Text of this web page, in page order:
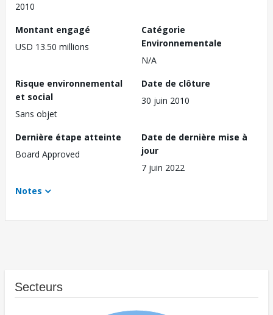
2010
Montant engagé
USD 13.50 millions
Catégorie
Environnementale
N/A
Risque environnemental
et social
Sans objet
Date de clôture
30 juin 2010
Dernière étape atteinte
Board Approved
Date de dernière mise à
jour
7 juin 2022
Notes
Secteurs